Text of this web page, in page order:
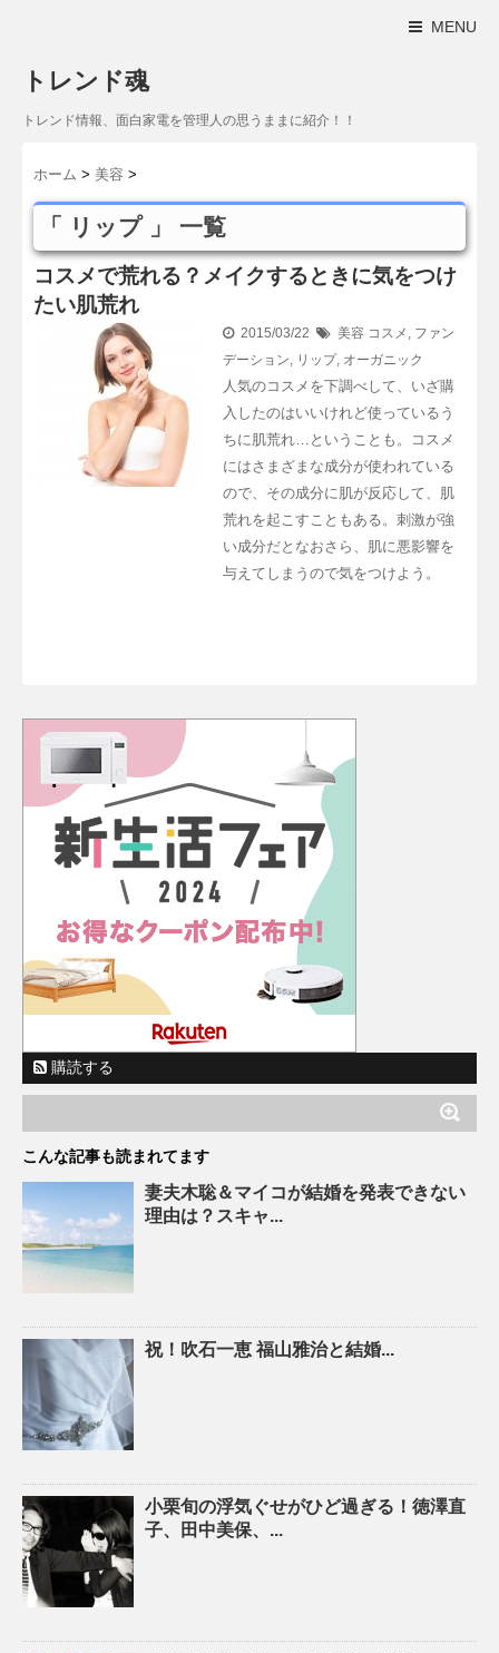
MENU
トレンド魂
トレンド情報、面白家電を管理人の思うままに紹介！！
ホーム > 美容 >
「 リップ 」 一覧
コスメで荒れる？メイクするときに気をつけ
たい肌荒れ
2015/03/22 美容 コスメ , ファン
デーション, リップ, オーガニック
人気のコスメを下調べして、いざ購
入したのはいいけれど使っているう
ちに肌荒れ…ということも。コスメ
にはさまざまな成分が使われている
ので、その成分に肌が反応して、肌
荒れを起こすこともある。刺激が強
い成分だとなおさら、肌に悪影響を
与えてしまうので気をつけよう。
購読する
こんな記事も読まれてます
妻夫木聡＆マイコが結婚を発表できない
理由は？スキャ...
祝！吹石一恵 福山雅治と結婚...
小栗旬の浮気ぐせがひど過ぎる！徳澤直
子、田中美保、...